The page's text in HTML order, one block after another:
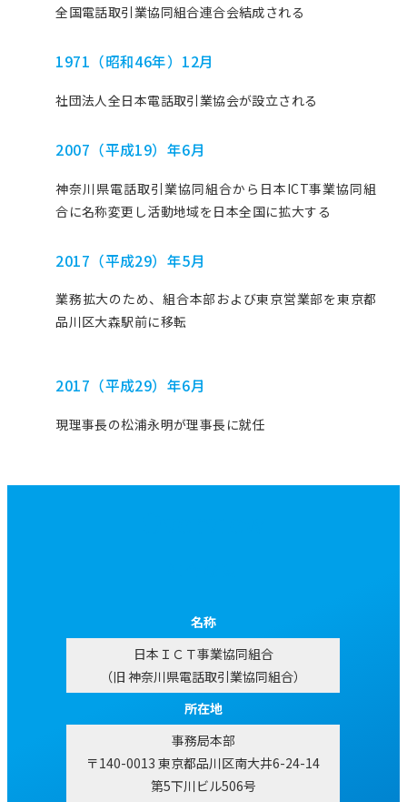
全国電話取引業協同組合連合会結成される
1971（昭和46年）12月
社団法人全日本電話取引業協会が設立される
2007（平成19）年6月
神奈川県電話取引業協同組合から日本ICT事業協同組
合に名称変更し活動地域を日本全国に拡大する
2017（平成29）年5月
業務拡大のため、組合本部および東京営業部を東京都
品川区大森駅前に移転
2017（平成29）年6月
現理事長の松浦永明が理事長に就任
名称
日本ＩＣＴ事業協同組合
（旧 神奈川県電話取引業協同組合）
所在地
事務局本部
〒140-0013 東京都品川区南大井6-24-14
第5下川ビル506号